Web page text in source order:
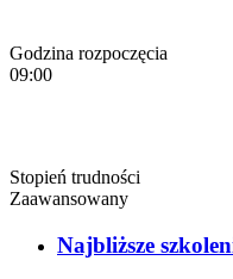
Godzina rozpoczęcia
09:00
Stopień trudności
Zaawansowany
Najbliższe